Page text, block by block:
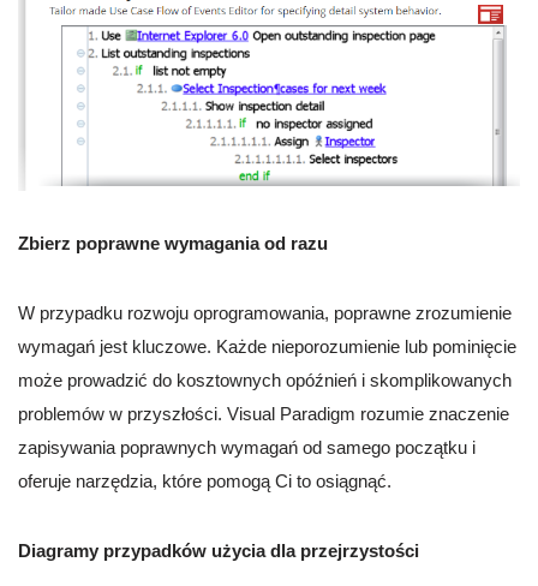
Zbierz poprawne wymagania od razu
W przypadku rozwoju oprogramowania, poprawne zrozumienie
wymagań jest kluczowe. Każde nieporozumienie lub pominięcie
może prowadzić do kosztownych opóźnień i skomplikowanych
problemów w przyszłości. Visual Paradigm rozumie znaczenie
zapisywania poprawnych wymagań od samego początku i
oferuje narzędzia, które pomogą Ci to osiągnąć.
Diagramy przypadków użycia dla przejrzystości